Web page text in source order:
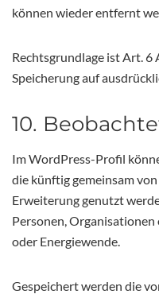
können wieder entfernt
Rechtsgrundlage ist Art. 6
Speicherung auf
10.
Im WordPress-Profil
die künftig gemeinsam
Erweiterung genutzt
Personen,
oder Energiewende.
Gespeichert werden die